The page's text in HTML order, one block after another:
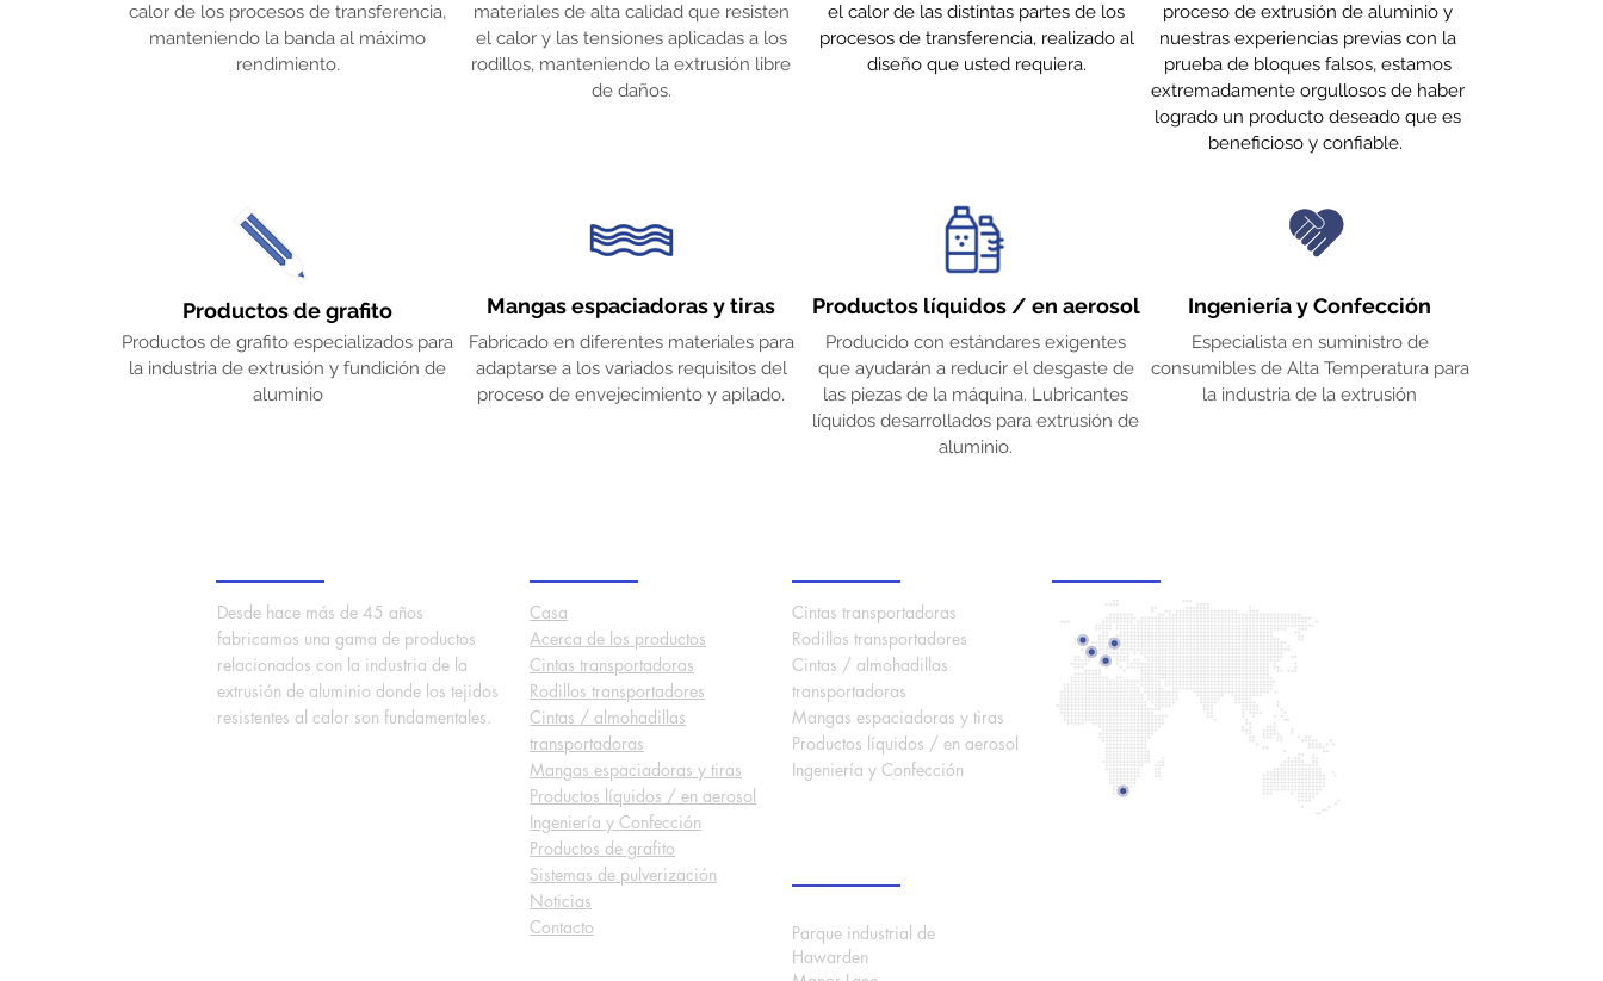
calor de los procesos de transferencia,
manteniendo la banda al máximo
rendimiento.
Productos de grafito
Productos de grafito especializados para
la industria de extrusión y fundición de
aluminio
materiales de alta calidad que resisten
el calor y las tensiones aplicadas a los
rodillos, manteniendo la extrusión libre
de daños.
Mangas espaciadoras y tiras
Fabricado en diferentes materiales para
adaptarse a los variados requisitos del
proceso de envejecimiento y apilado.
el calor de las distintas partes de los
procesos de transferencia, realizado al
diseño que usted requiera.
proceso de extrusión de aluminio y
nuestras experiencias previas con la
prueba de bloques falsos, estamos
extremadamente orgullosos de haber
logrado un producto deseado que es
beneficioso y confiable.
Productos líquidos / en aerosol
Producido con estándares exigentes
que ayudarán a reducir el desgaste de
las piezas de la máquina. Lubricantes
líquidos desarrollados para extrusión de
aluminio.
Ingeniería y Confección
Especialista en suministro de
consumibles de Alta Temperatura para
la industria de la extrusión
Desde hace más de 45 años
fabricamos una gama de productos
relacionados con la industria de la
extrusión de aluminio donde los tejidos
resistentes al calor son fundamentales.
Casa
Acerca de los productos
Cintas transportadoras
Rodillos transportadores
Cintas / almohadillas
transportadoras
Mangas espaciadoras y tiras
Productos líquidos / en aerosol
Ingeniería y Confección
Productos de grafito
Sistemas de pulverización
Noticias
Contacto
Cintas transportadoras
Rodillos transportadores
Cintas / almohadillas
transportadoras
Mangas espaciadoras y tiras
Productos líquidos / en aerosol
Ingeniería y Confección
Parque industrial de
Hawarden